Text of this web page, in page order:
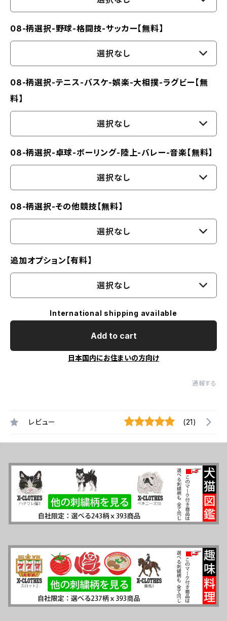
08-柄選択-野球-格闘技-サッカー【無料】
選択なし
08-柄選択-テニス-バスケ-娯楽-大相撲-ラグビー【無
料】
選択なし
08-柄選択-卓球-ボーリング-陸上-バレー-音楽【無料】
選択なし
08-柄選択-その他競技【無料】
選択なし
追加オプション【有料】
選択なし
International shipping available
Add to cart
日本国内にお住まいの方向け
通報する
レビュー (21)